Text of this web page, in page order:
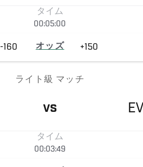
タイム
00:05:00
-160 オッズ +150
ライト級 マッチ
VS
タイム
00:03:49